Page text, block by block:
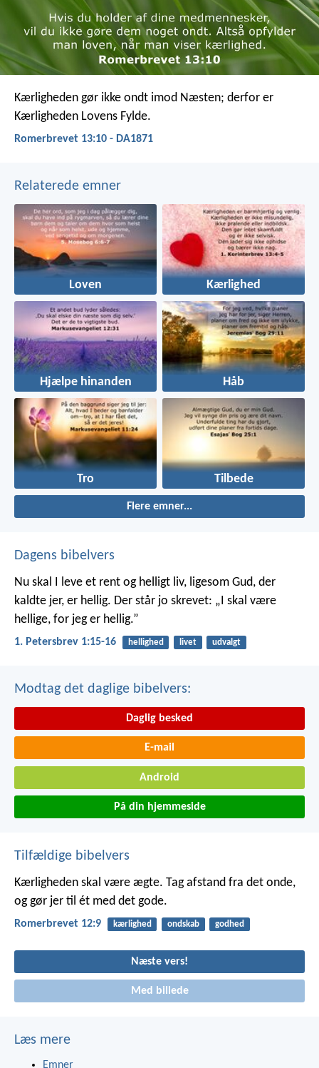
Kærligheden gør ikke ondt imod Næsten; derfor er
Kærligheden Lovens Fylde.
Romerbrevet 13:10 - DA1871
Relaterede emner
Loven Kærlighed
Hjælpe hinanden Håb
Tro Tilbede
Flere emner...
Dagens bibelvers
Nu skal I leve et rent og helligt liv, ligesom Gud, der
kaldte jer, er hellig. Der står jo skrevet: „I skal være
hellige, for jeg er hellig.”
1. Petersbrev 1:15-16 hellighed livet udvalgt
Modtag det daglige bibelvers:
Daglig besked
E-mail
Android
På din hjemmeside
Tilfældige bibelvers
Kærligheden skal være ægte. Tag afstand fra det onde,
og gør jer til ét med det gode.
Romerbrevet 12:9 kærlighed ondskab godhed
Næste vers!
Med billede
Læs mere
Emner